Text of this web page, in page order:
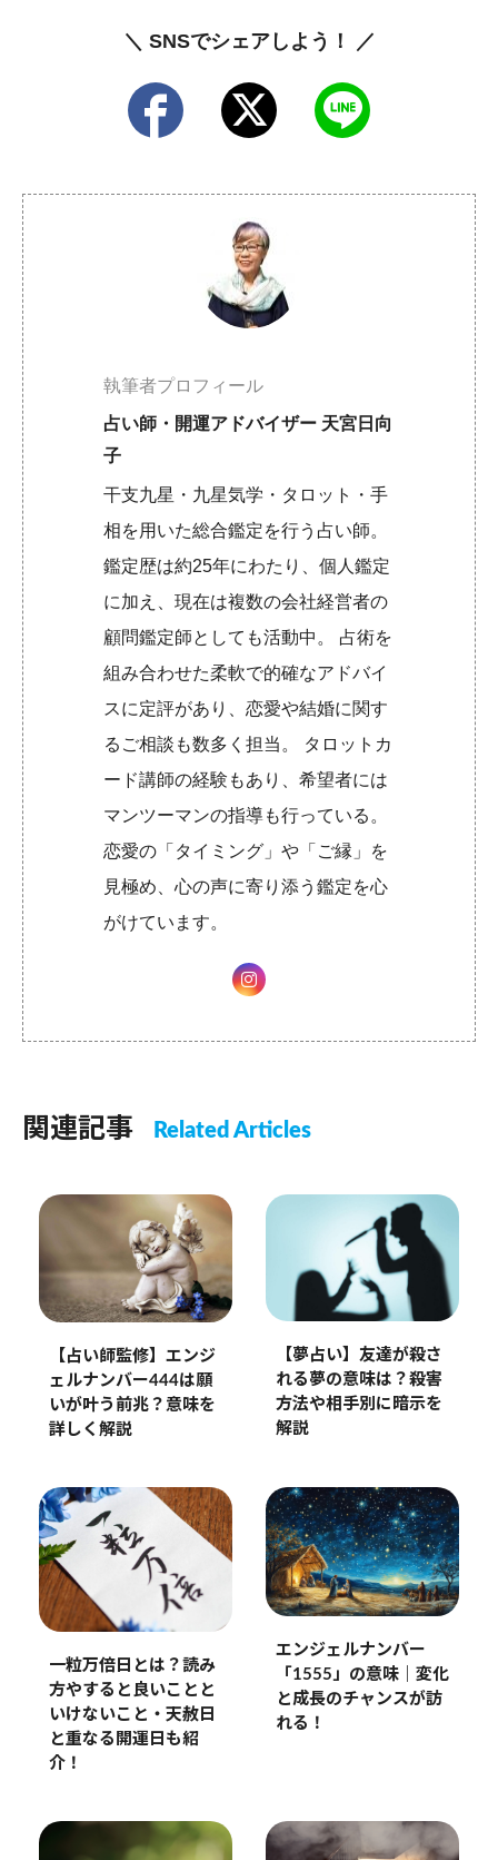
＼ SNSでシェアしよう！ ／
執筆者プロフィール
占い師・開運アドバイザー 天宮日向
子
干支九星・九星気学・タロット・手
相を用いた総合鑑定を行う占い師。
鑑定歴は約25年にわたり、個人鑑定
に加え、現在は複数の会社経営者の
顧問鑑定師としても活動中。 占術を
組み合わせた柔軟で的確なアドバイ
スに定評があり、恋愛や結婚に関す
るご相談も数多く担当。 タロットカ
ード講師の経験もあり、希望者には
マンツーマンの指導も行っている。
恋愛の「タイミング」や「ご縁」を
見極め、心の声に寄り添う鑑定を心
がけています。
関連記事 Related Articles
【占い師監修】エンジ
ェルナンバー444は願
いが叶う前兆？意味を
詳しく解説
【夢占い】友達が殺さ
れる夢の意味は？殺害
方法や相手別に暗示を
解説
一粒万倍日とは？読み
方やすると良いことと
いけないこと・天赦日
と重なる開運日も紹
介！
エンジェルナンバー
「1555」の意味｜変化
と成長のチャンスが訪
れる！